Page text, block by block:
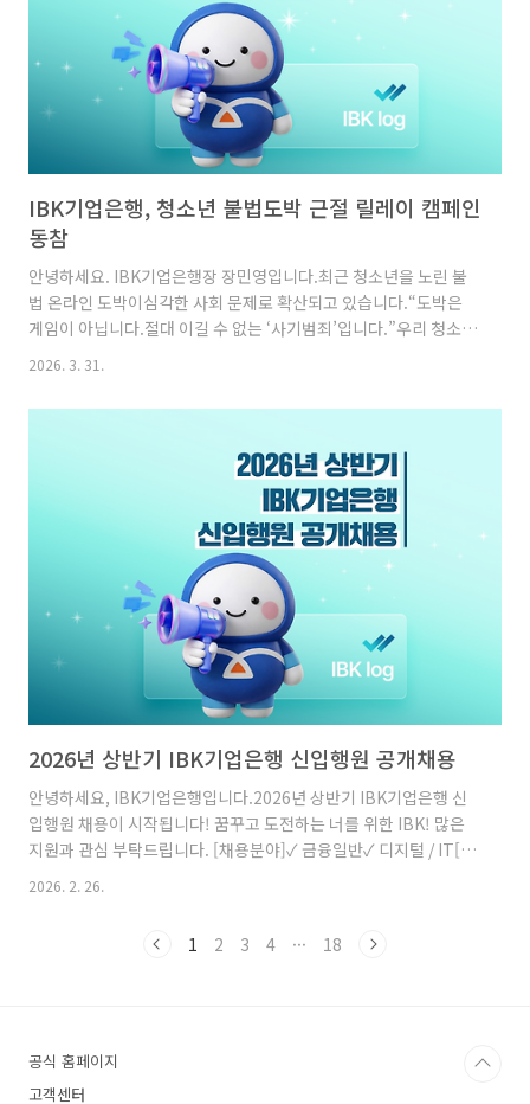
IBK기업은행, 청소년 불법도박 근절 릴레이 캠페인
동참
안녕하세요. IBK기업은행장 장민영입니다.최근 청소년을 노린 불
법 온라인 도박이심각한 사회 문제로 확산되고 있습니다.“도박은
게임이 아닙니다.절대 이길 수 없는 ‘사기범죄’입니다.”우리 청소년
의 미래를 지키기 위해#청소년불법도박근절 릴레이캠페인에 동참
에서 성장할 수 있도록기업은행도 적극적인 관심을 기울이겠습니
다.청소년들의 밝은 미래를 위해여러분들의 많은 관심 부탁드립니
2026. 3. 31.
2026년 상반기 IBK기업은행 신입행원 공개채용
안녕하세요, IBK기업은행입니다.2026년 상반기 IBK기업은행 신
입행원 채용이 시작됩니다! 꿈꾸고 도전하는 너를 위한 IBK! 많은
지원과 관심 부탁드립니다. [채용분야]✓ 금융일반✓ 디지털 / IT[서
류 접수 일정]2.26.(목) ~ 3.16.(월) 10시아래 내용을 참고하셔서이
✓실기시험: 4/11(토) 전국 5개 지역✓실기시험: 4/27(월) ~
IBK기업은행 채용 전..
2026. 2. 26.
1 2 3 4 ··· 18
공식 홈페이지
고객센터